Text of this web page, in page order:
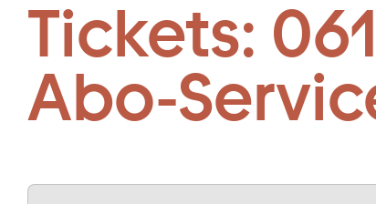
Tickets:
Abo-